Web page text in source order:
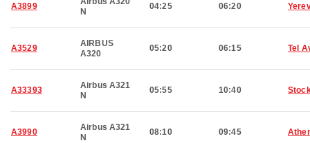
A3899
N
04:25 06:20
A3529
AIRBUS
A320
05:20 06:15 Tel
A33393
Airbus A321
N
05:55 10:40
A3990
Airbus A321
N
08:10 09:45